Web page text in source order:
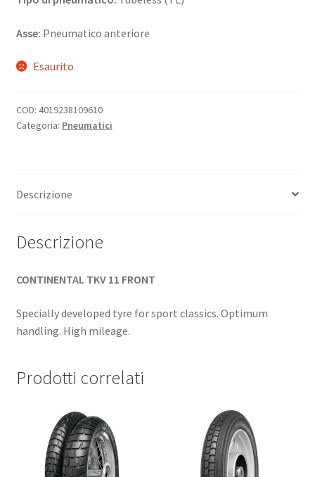
Asse: Pneumatico anteriore
Esaurito
COD: 4019238109610
Categoria: Pneumatici
Descrizione
Descrizione
CONTINENTAL TKV 11 FRONT
Specially developed tyre for sport classics. Optimum
handling. High mileage.
Prodotti correlati